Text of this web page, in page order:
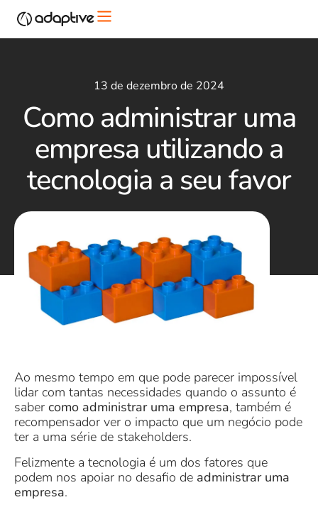
13 de dezembro de 2024
Como administrar uma
empresa utilizando a
tecnologia a seu favor
Ao mesmo tempo em que pode parecer impossível
lidar com tantas necessidades quando o assunto é
saber como administrar uma empresa, também é
recompensador ver o impacto que um negócio pode
ter a uma série de stakeholders.
Felizmente a tecnologia é um dos fatores que
podem nos apoiar no desafio de administrar uma
empresa.